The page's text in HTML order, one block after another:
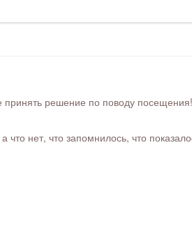
решение по поводу посещения!
нет, что запомнилось, что